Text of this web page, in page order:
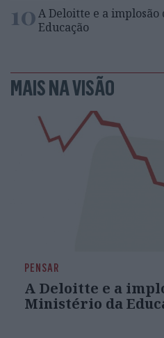
10A Deloitte e a
Educação
MAIS NA VISÃO
PENSAR
A Deloitte e a
Ministério da